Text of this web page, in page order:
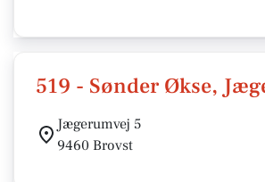
519 - Sønder Økse,
Jægerumvej 5
9460 Brovst